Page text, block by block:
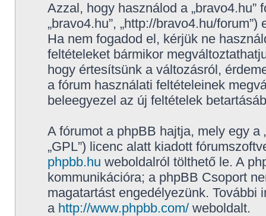
Azzal, hogy használod a „bravo4.hu”
„bravo4.hu”, „http://bravo4.hu/
Ha nem fogadod el, kérjük ne
feltételeket bármikor
hogy értesítsünk a változásról,
a fórum használati feltételeinek
beleegyezel az új feltételek
A fórumot a phpBB hajtja, mely egy a
„GPL”) licenc alatt kiadott
phpbb.hu weboldalról tölthető le. A
kommunikációra; a phpBB Csoport
magatartást engedélyezünk. További
a http://www.phpbb.com/ weboldalt.